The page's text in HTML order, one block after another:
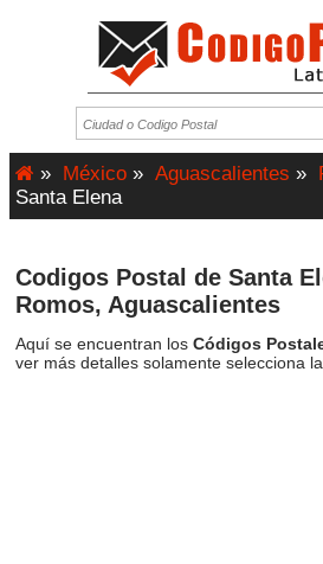
» México » Aguascalientes »
Santa Elena
Codigos Postal de Santa
Romos, Aguascalientes
Aquí se encuentran los Códigos
ver más detalles solamente selecciona